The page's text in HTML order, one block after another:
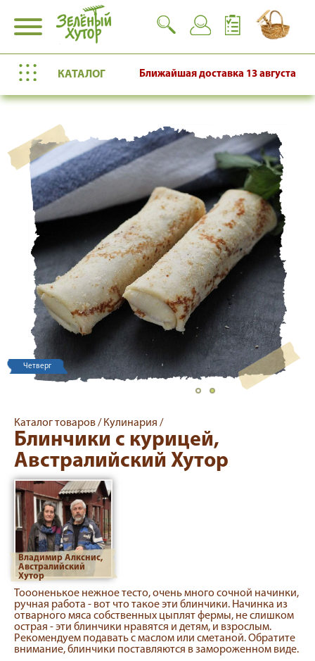
КАТАЛОГ Ближайшая доставка 13 августа
Четверг
Каталог товаров / Кулинария /
Блинчики с курицей,
Австралийский Хутор
Владимир Алкснис,
Австралийский
Хутор
Тоооненькое нежное тесто, очень много сочной начинки,
ручная работа - вот что такое эти блинчики. Начинка из
отварного мяса собственных цыплят фермы, не слишком
острая - эти блинчики нравятся и детям, и взрослым.
Рекомендуем подавать с маслом или сметаной. Обратите
внимание, блинчики поставляются в замороженном виде.